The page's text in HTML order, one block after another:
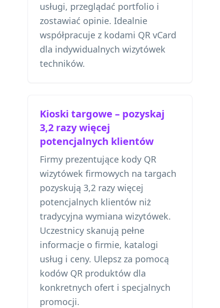
usługi, przeglądać portfolio i
zostawiać opinie. Idealnie
współpracuje z kodami QR vCard
dla indywidualnych wizytówek
techników.
Kioski targowe – pozyskaj
3,2 razy więcej
potencjalnych klientów
Firmy prezentujące kody QR
wizytówek firmowych na targach
pozyskują 3,2 razy więcej
potencjalnych klientów niż
tradycyjna wymiana wizytówek.
Uczestnicy skanują pełne
informacje o firmie, katalogi
usług i ceny. Ulepsz za pomocą
kodów QR produktów dla
konkretnych ofert i specjalnych
promocji.